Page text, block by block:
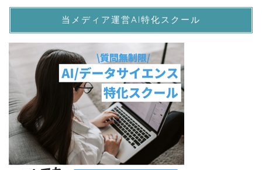
当メディア運営AI特化スクール